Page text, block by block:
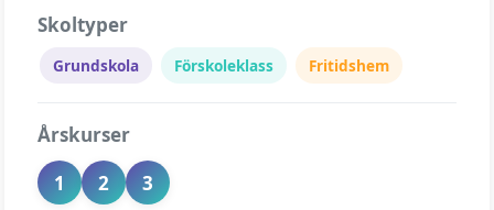
Skoltyper
Grundskola Förskoleklass Fritidshem
Årskurser
1
2 3